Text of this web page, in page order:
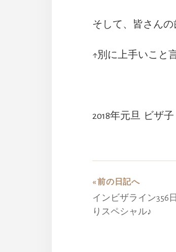
そして、皆さんの
↑別に上手いこと
2018年元旦 ビザ子
« 前の日記へ
インビザライン356
りスペシャル♪